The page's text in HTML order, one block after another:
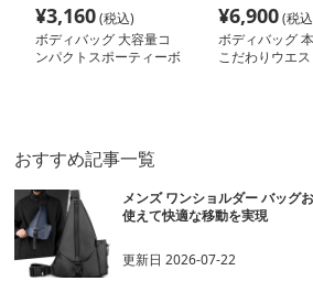
¥3,160(税込)
ボディバッグ 大容量コ
ンパクトスポーティーボ
¥6,900(税
ボディバッグ
こだわりウエ
おすすめ記事一覧
メンズ ワンショルダー バッグ
使えて快適な移動を実現
更新日2026-07-22